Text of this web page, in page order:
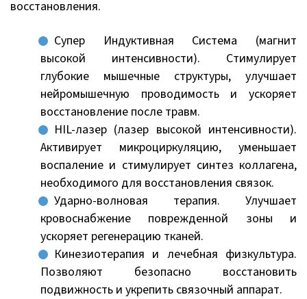
восстановления.
Супер Индуктивная Система (магнит
высокой интенсивности). Стимулирует
глубокие мышечные структуры, улучшает
нейромышечную проводимость и ускоряет
восстановление после травм.
HIL-лазер (лазер высокой интенсивности).
Активирует микроциркуляцию, уменьшает
воспаление и стимулирует синтез коллагена,
необходимого для восстановления связок.
Ударно-волновая терапия. Улучшает
кровоснабжение поврежденной зоны и
ускоряет регенерацию тканей.
Кинезиотерапия и лечебная физкультура.
Позволяют безопасно восстановить
подвижность и укрепить связочный аппарат.